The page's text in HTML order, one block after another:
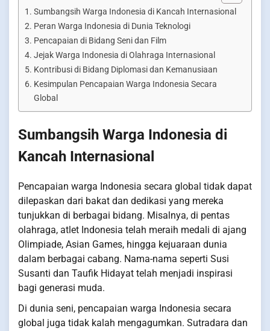
Sumbangsih Warga Indonesia di Kancah Internasional
Peran Warga Indonesia di Dunia Teknologi
Pencapaian di Bidang Seni dan Film
Jejak Warga Indonesia di Olahraga Internasional
Kontribusi di Bidang Diplomasi dan Kemanusiaan
Kesimpulan Pencapaian Warga Indonesia Secara
Global
Sumbangsih Warga Indonesia di
Kancah Internasional
Pencapaian warga Indonesia secara global tidak dapat
dilepaskan dari bakat dan dedikasi yang mereka
tunjukkan di berbagai bidang. Misalnya, di pentas
olahraga, atlet Indonesia telah meraih medali di ajang
Olimpiade, Asian Games, hingga kejuaraan dunia
dalam berbagai cabang. Nama-nama seperti Susi
Susanti dan Taufik Hidayat telah menjadi inspirasi
bagi generasi muda.
Di dunia seni, pencapaian warga Indonesia secara
global juga tidak kalah mengagumkan. Sutradara dan